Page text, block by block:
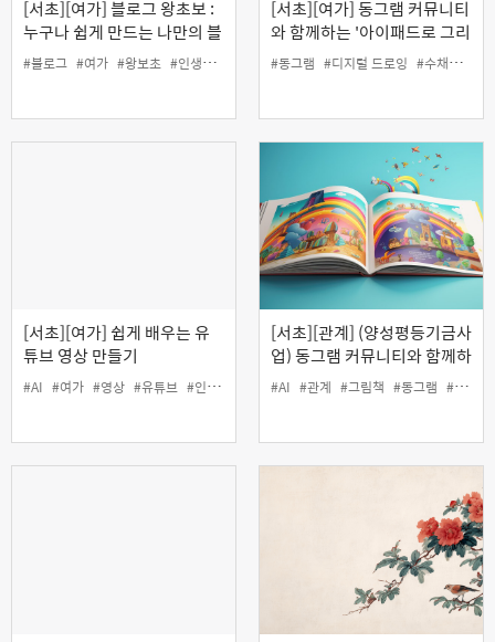
[서초][여가] 블로그 왕초보 :
누구나 쉽게 만드는 나만의 블
로그
#블로그 #여가 #왕보초 #인생설계
[서초][여가] 동그램 커뮤니티
와 함께하는 '아이패드로 그리
는 디지털 수채화'
#동그램 #디지털 드로잉 #수채화
[서초][여가] 쉽게 배우는 유
튜브 영상 만들기
#AI #여가 #영상 #유튜브 #인생설계
[서초][관계] (양성평등기금사
업) 동그램 커뮤니티와 함께하
는 'AI로 공익 그림책 출판하
#AI #관계 #그림책 #동그램 #양성평등